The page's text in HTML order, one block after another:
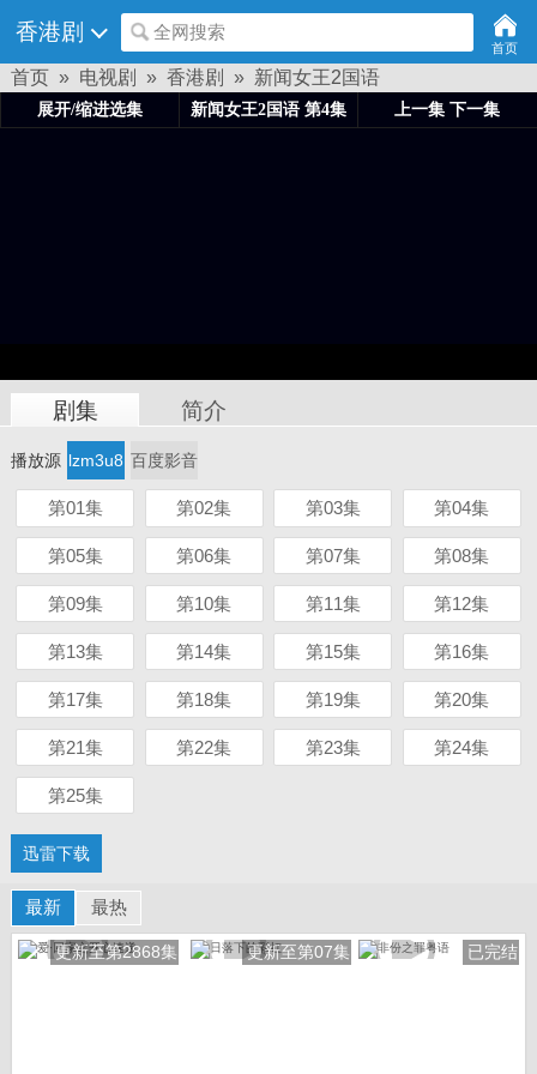
香港剧 全网搜索
首页
首页» 电视剧 » 香港剧 » 新闻女王2国语
剧集 简介
播放源 lzm3u8 百度影音
第01集 第02集 第03集 第04集
第05集 第06集 第07集 第08集
第09集 第10集 第11集 第12集
第13集 第14集 第15集 第16集
第17集 第18集 第19集 第20集
第21集 第22集 第23集 第24集
第25集
迅雷下载
最新 最热
更新至第2868集 更新至第07集 已完结